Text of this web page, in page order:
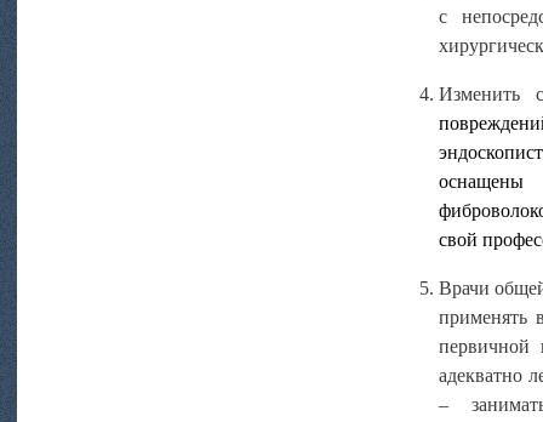
с
Изменить
оснащены
свой
Врачи
применять
первичной
адекватно
–